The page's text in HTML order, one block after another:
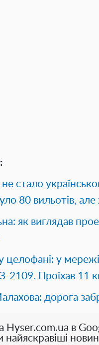
стало
80 вильотів,
як виглядав
целофані: у
2109. Проїхав 11
дорога
Hyser.com.ua в
найяскравіші